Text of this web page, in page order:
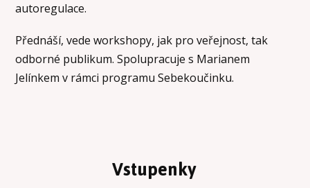
autoregulace.
Přednáší, vede workshopy, jak pro veřejnost, tak
odborné publikum. Spolupracuje s Marianem
Jelínkem v rámci programu Sebekoučinku.
Vstupenky